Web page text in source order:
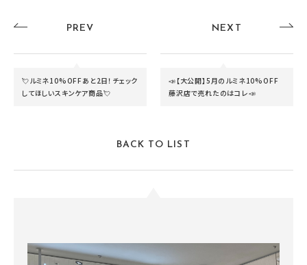
PREV
💘ルミネ10%OFFあと2日！チェック
してほしいスキンケア商品💘
NEXT
📣【大公開】5月のルミネ10%OFF
藤沢店で売れたのはコレ📣
BACK TO LIST